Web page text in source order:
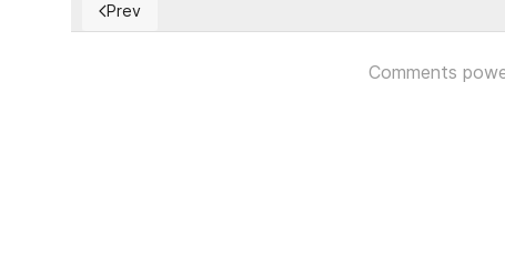
Previous article: Saving the Planet – No matter of faith
Prev
Comments